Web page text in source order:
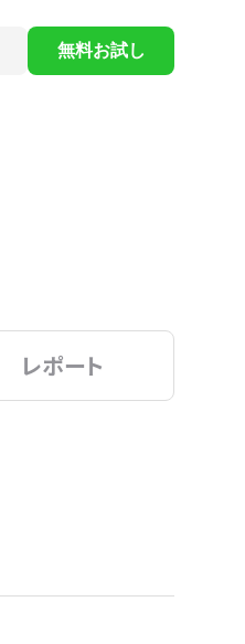
無料お試し
レポート